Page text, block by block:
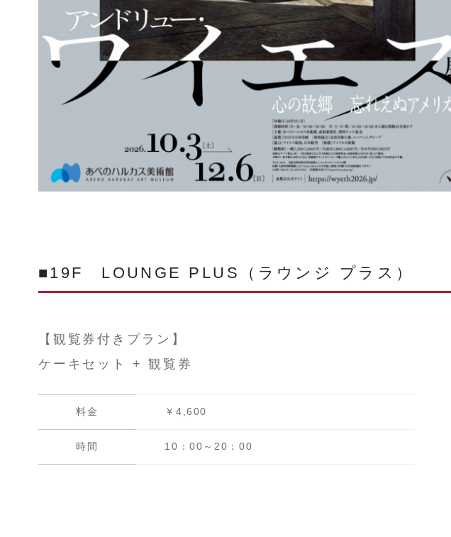
■19F LOUNGE PLUS（ラウンジ プラス）
【観覧券付きプラン】
ケーキセット + 観覧券
料金 ￥4,600
時間 10：00～20：00